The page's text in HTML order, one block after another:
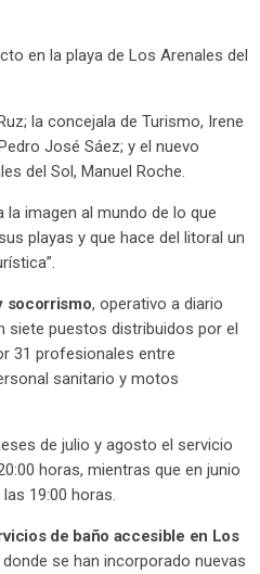
en la playa de Los Arenales del
la concejala de Turismo, Irene
José Sáez; y el nuevo
del Sol, Manuel Roche.
la imagen al mundo de lo que
playas y que hace del litoral un
socorrismo, operativo a diario
siete puestos distribuidos por el
31 profesionales entre
sanitario y motos
de julio y agosto el servicio
horas, mientras que en junio
19:00 horas.
de baño accesible en Los
donde se han incorporado nuevas